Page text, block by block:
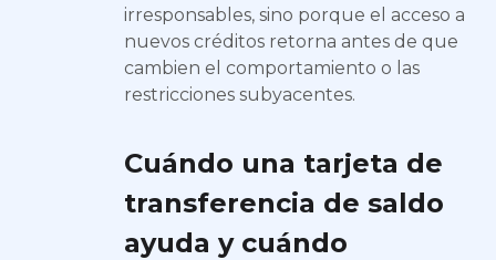
irresponsables, sino porque el acceso a
nuevos créditos retorna antes de que
cambien el comportamiento o las
restricciones subyacentes.
Cuándo una tarjeta de
transferencia de saldo
ayuda y cuándo